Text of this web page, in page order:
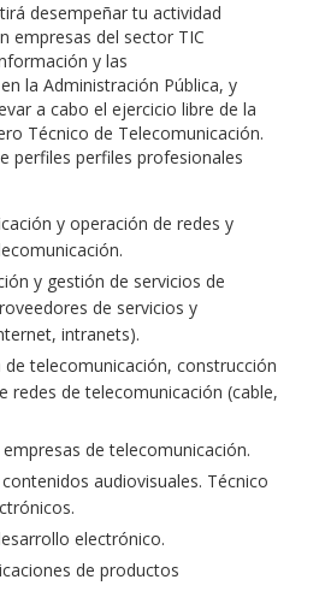
desempeñar tu actividad
empresas del sector TIC
y las
la Administración Pública, y
a cabo el ejercicio libre de la
Técnico de Telecomunicación.
perfiles perfiles profesionales
y operación de redes y
y gestión de servicios de
de servicios y
intranets).
telecomunicación, construcción
redes de telecomunicación (cable,
de telecomunicación.
audiovisuales. Técnico
electrónico.
de productos